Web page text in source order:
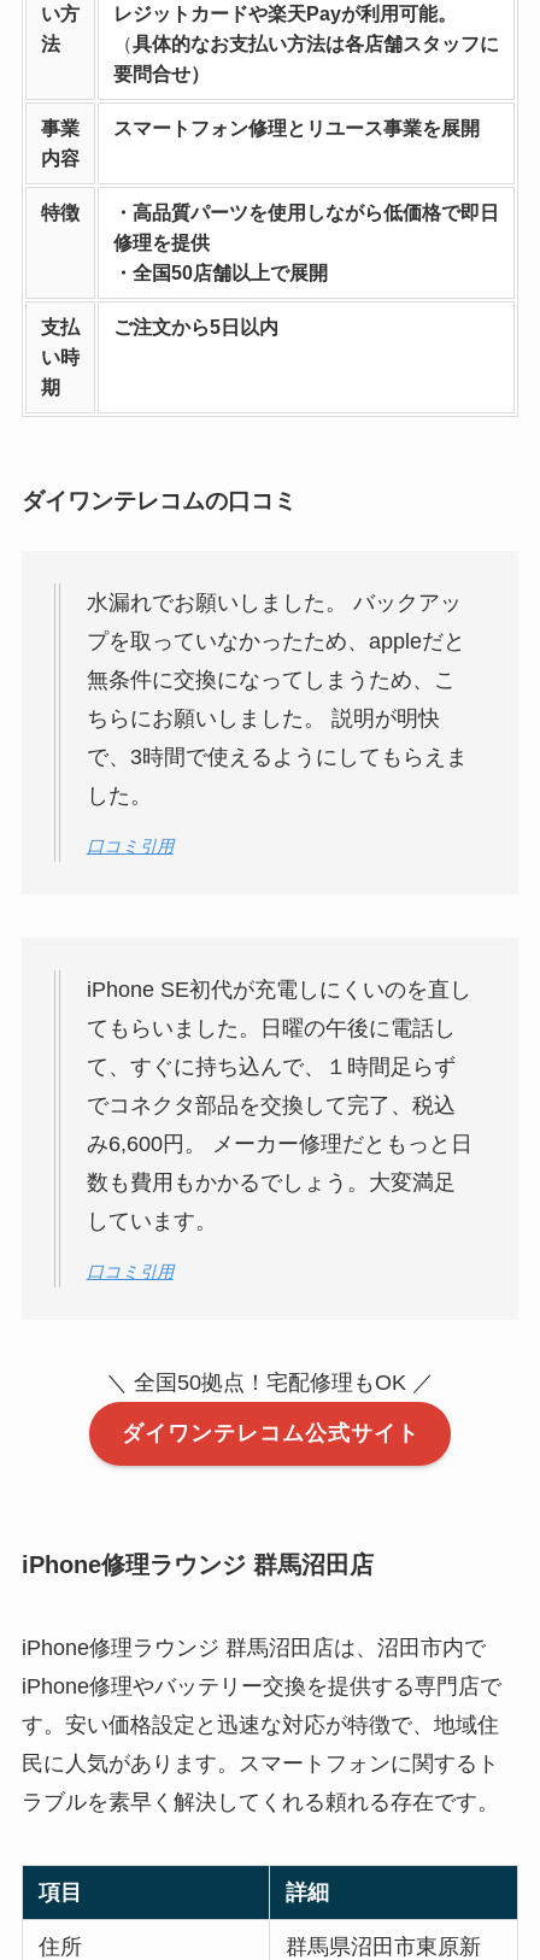
い方
法
レジットカードや楽天Payが利用可能。
（具体的なお支払い方法は各店舗スタッフに
要問合せ）
事業
内容
スマートフォン修理とリユース事業を展開
特徴
・高品質パーツを使用しながら低価格で即日
修理を提供
・全国50店舗以上で展開
支払
い時
期
ご注文から5日以内
ダイワンテレコムの口コミ
水漏れでお願いしました。 バックアッ
プを取っていなかったため、appleだと
無条件に交換になってしまうため、こ
ちらにお願いしました。 説明が明快
で、3時間で使えるようにしてもらえま
した。
口コミ引用
iPhone SE初代が充電しにくいのを直し
てもらいました。日曜の午後に電話し
て、すぐに持ち込んで、１時間足らず
でコネクタ部品を交換して完了、税込
み6,600円。 メーカー修理だともっと日
数も費用もかかるでしょう。大変満足
しています。
口コミ引用
＼ 全国50拠点！宅配修理もOK ／
ダイワンテレコム公式サイト
iPhone修理ラウンジ 群馬沼田店
iPhone修理ラウンジ 群馬沼田店は、沼田市内で
iPhone修理やバッテリー交換を提供する専門店で
す。安い価格設定と迅速な対応が特徴で、地域住
民に人気があります。スマートフォンに関するト
ラブルを素早く解決してくれる頼れる存在です。
項目 詳細
住所
群馬県沼田市東原新